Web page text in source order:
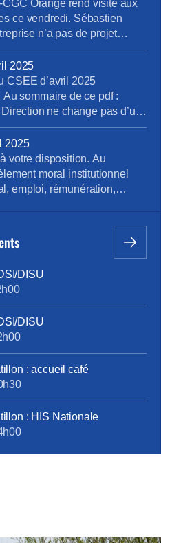
Orange rend visite aux
ce vendredi. Sébastien
n’a pas de projet
et que les salariés se
Crozier, président national
dans l’Hérault ce
les 1.500 salariés qui
[…]
2025
CSEE d’avril 2025
sommaire de ce pdf :
ne change pas d’un
(enquête du CNPS) Les
! (rapport des médecins
à la Prévert Atalante
2025
votre disposition. Au
moral institutionnel
emploi, rémunération,
lire les articles au fil de leur
de presse, mais aussi
DISU
DISU
: accueil café
: HIS Nationale